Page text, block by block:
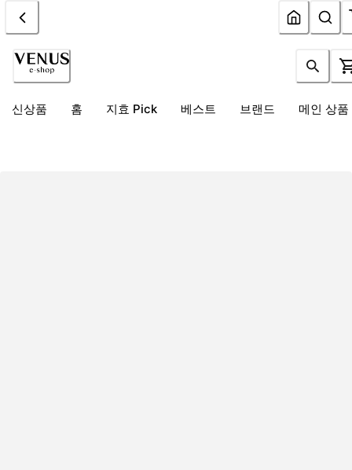
신상품 홈 지효 Pick 베스트 브랜드 메인 상품